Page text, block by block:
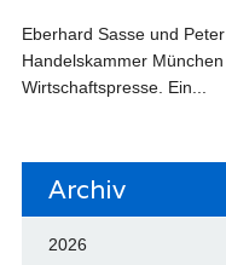
Eberhard Sasse und
Handelskammer
Wirtschaftspresse. Ein...
Archiv
2026